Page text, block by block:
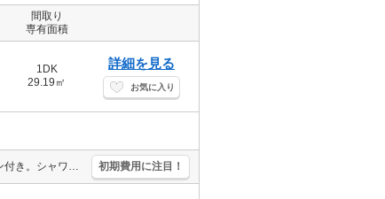
間取り
専有面積
1DK
29.19㎡
詳細を見る
お気に入り
エレベーターあり。浴室換気乾燥式。システムキッチン。TVインターホン付き。シャワー付独立洗面台。オートロック。敷地内防犯カメラ設置。ファミリーマートへ57m。病院へ350m。ドラッグストアへ360m。 初期費用に注目！